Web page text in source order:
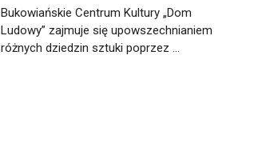
Bukowiańskie Centrum Kultury „Dom
Ludowy” zajmuje się upowszechnianiem
różnych dziedzin sztuki poprzez ...